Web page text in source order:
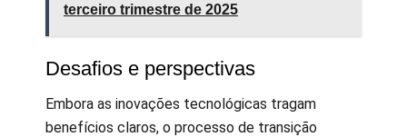
terceiro trimestre de 2025
Desafios e perspectivas
Embora as inovações tecnológicas tragam
benefícios claros, o processo de transição